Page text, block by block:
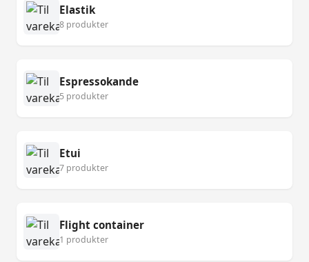
Elastik
8 produkter
Espressokande
5 produkter
Etui
7 produkter
Flight container
1 produkter